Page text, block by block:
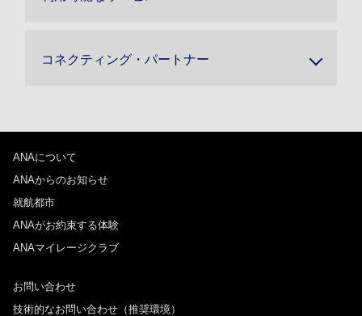
コネクティング・パートナー
ANAについて
ANAからのお知らせ
就航都市
ANAがお約束する体験
ANAマイレージクラブ
お問い合わせ
技術的なお問い合わせ（推奨環境）